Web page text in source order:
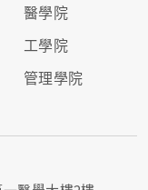
醫學院
工學院
管理學院